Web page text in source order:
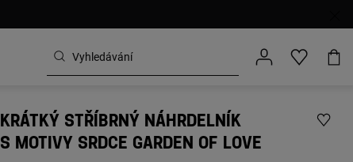
KRÁTKÝ STŘÍBRNÝ NÁHRDELNÍK
S MOTIVY SRDCE GARDEN OF LOVE